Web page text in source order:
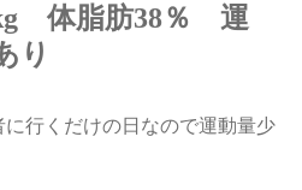
体脂肪38％ 運
り
行くだけの日なので運動量少